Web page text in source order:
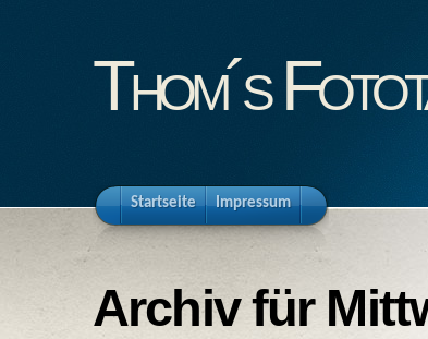
Thom´s
Startseite Impressum
Archiv für